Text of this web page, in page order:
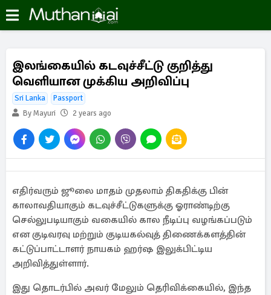
இலங்கையில் கடவுச்சீட்டு குறித்து
வெளியான முக்கிய அறிவிப்பு
Sri Lanka
Passport
By Mayuri
2 years ago
எதிர்வரும் ஜூலை மாதம் முதலாம் திகதிக்கு பின்
காலாவதியாகும் கடவுச்சீட்டுகளுக்கு ஓராண்டிற்கு
செல்லுபடியாகும் வகையில் கால நீடிப்பு வழங்கப்படும்
என குடிவரவு மற்றும் குடியகல்வுத் திணைக்களத்தின்
கட்டுப்பாட்டாளர் நாயகம் ஹர்ஷ இலுக்பிட்டிய
அறிவித்துள்ளார்.
இது தொடர்பில் அவர் மேலும் தெரிவிக்கையில், இந்த